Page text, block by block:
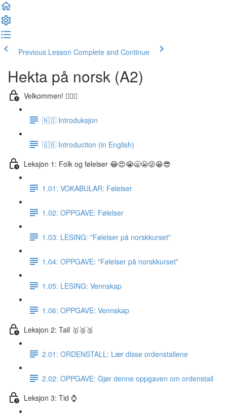
Previous Lesson Complete and Continue
Hekta på norsk (A2)
Velkommen! 🙋🏼‍♂️
🇳🇴 Introduksjon
🇬🇧 Introduction (in English)
Leksjon 1: Folk og følelser 😂😍😭🥱😬😜😁😎
1.01: VOKABULAR: Følelser
1.02: OPPGAVE: Følelser
1.03: LESING: "Følelser på norskkurset"
1.04: OPPGAVE: "Følelser på norskkurset"
1.05: LESING: Vennskap
1.06: OPPGAVE: Vennskap
Leksjon 2: Tall 🥇🥈🥉
2.01: ORDENSTALL: Lær disse ordenstallene
2.02: OPPGAVE: Gjør denne oppgaven om ordenstall
Leksjon 3: Tid ⌚️